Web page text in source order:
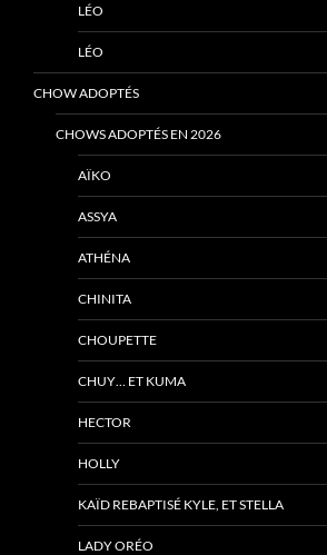
LÉO
LÉO
CHOW ADOPTÉS
CHOWS ADOPTÉS EN 2026
AÏKO
ASSYA
ATHÉNA
CHINITA
CHOUPETTE
CHUY… ET KUMA
HECTOR
HOLLY
KAÏD REBAPTISÉ KYLE, ET STELLA
LADY ORÉO